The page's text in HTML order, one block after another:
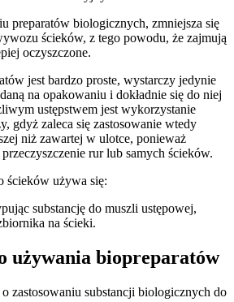
preparatów biologicznych, zmniejsza się
ścieków, z tego powodu, że zajmują
oczyszczone.
jest bardzo proste, wystarczy jedynie
na opakowaniu i dokładnie się do niej
ustępstwem jest wykorzystanie
gdyż zaleca się zastosowanie wtedy
niż zawartej w ulotce, ponieważ
rur lub samych ścieków.
ścieków używa się:
substancję do muszli ustępowej,
na ścieki.
używania biopreparatów
zastosowaniu substancji biologicznych do